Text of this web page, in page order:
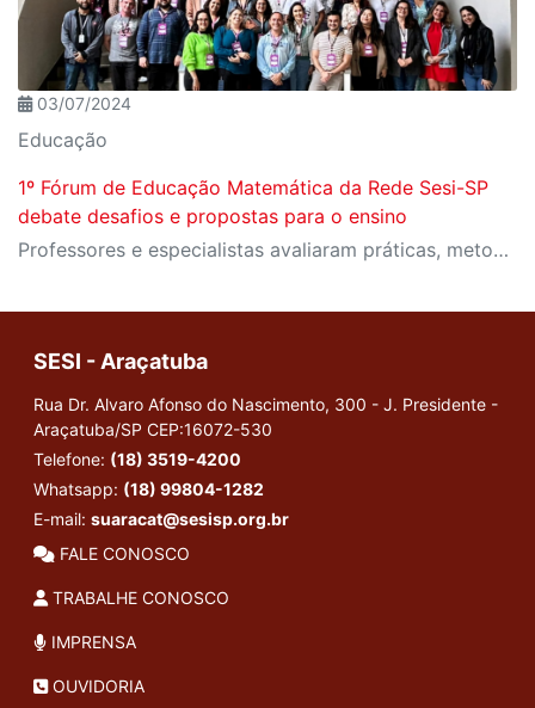
03/07/2024
Educação
1º Fórum de Educação Matemática da Rede Sesi-SP
debate desafios e propostas para o ensino
Professores e especialistas avaliaram práticas, metodologias e pesquisas atuais no ensino e aprendizagem da disciplina
SESI - Araçatuba
Rua Dr. Alvaro Afonso do Nascimento, 300 - J. Presidente -
Araçatuba/SP CEP:16072-530
Telefone: (18) 3519-4200
Whatsapp: (18) 99804-1282
E-mail: suaracat@sesisp.org.br
FALE CONOSCO
TRABALHE CONOSCO
IMPRENSA
OUVIDORIA